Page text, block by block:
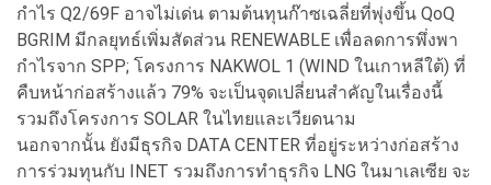
กำไร Q2/69F อาจไม่เด่น ตามต้นทุนก๊าซเฉลี่ยที่พุ่งขึ้น QoQ
BGRIM มีกลยุทธ์เพิ่มสัดส่วน RENEWABLE เพื่อลดการพึ่งพา
กำไรจาก SPP; โครงการ NAKWOL 1 (WIND ในเกาหลีใต้) ที่
คืบหน้าก่อสร้างแล้ว 79% จะเป็นจุดเปลี่ยนสำคัญในเรื่องนี้
รวมถึงโครงการ SOLAR ในไทยและเวียดนาม
นอกจากนั้น ยังมีธุรกิจ DATA CENTER ที่อยู่ระหว่างก่อสร้าง
การร่วมทุนกับ INET รวมถึงการทำธุรกิจ LNG ในมาเลเซีย จะ